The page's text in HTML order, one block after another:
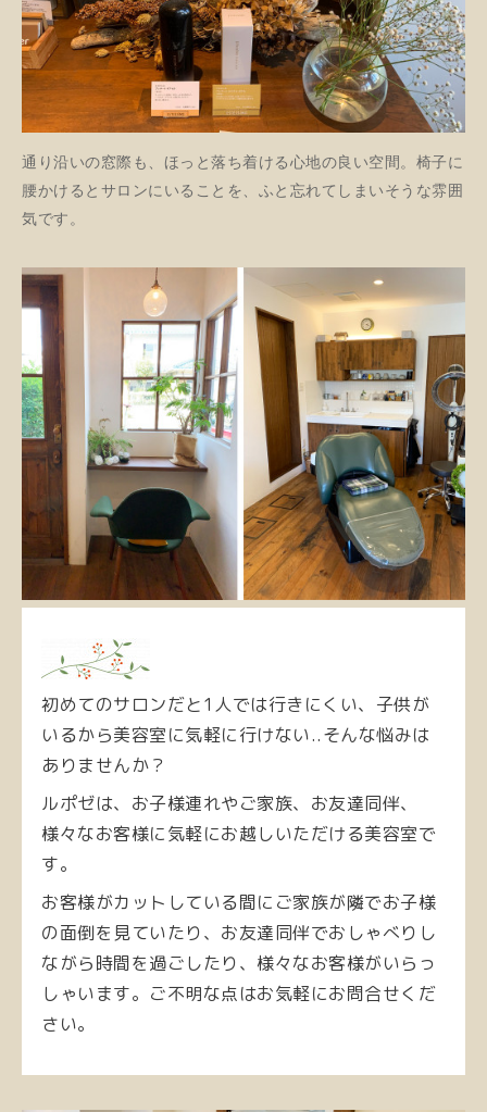
通り沿いの窓際も、ほっと落ち着ける心地の良い空間。 椅子に
腰かけるとサロンにいることを、 ふと忘れてしまいそうな雰囲
気です。
初めてのサロンだと1人では行きにくい、子供が
いるから美容室に気軽に行けない..そんな悩みは
ありませんか？
ルポゼは、お子様連れやご家族、お友達同伴、
様々なお客様に気軽にお越しいただける美容室で
す。
お客様がカットしている間にご家族が隣でお子様
の面倒を見ていたり、お友達同伴でおしゃべりし
ながら時間を過ごしたり、様々なお客様がいらっ
しゃいます。ご不明な点はお気軽にお問合せくだ
さい。